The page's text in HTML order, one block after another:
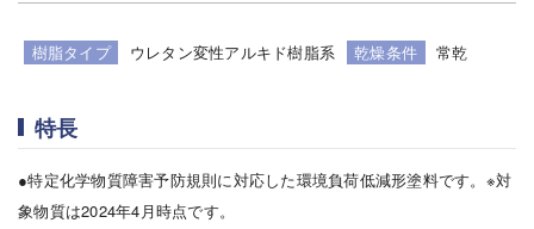
樹脂タイプ ウレタン変性アルキド樹脂系 乾燥条件 常乾
特長
●特定化学物質障害予防規則に対応した環境負荷低減形塗料です。※対
象物質は2024年4月時点です。